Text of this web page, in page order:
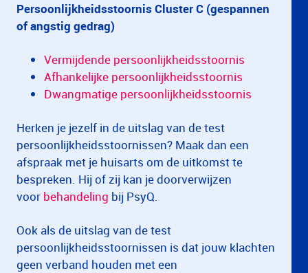
Persoonlijkheidsstoornis Cluster C (gespannen
of angstig gedrag)
Vermijdende persoonlijkheidsstoornis
Afhankelijke persoonlijkheidsstoornis
Dwangmatige persoonlijkheidsstoornis
Herken je jezelf in de uitslag van de test
persoonlijkheidsstoornissen? Maak dan een
afspraak met je huisarts om de uitkomst te
bespreken. Hij of zij kan je doorverwijzen
voor behandeling bij PsyQ.
Ook als de uitslag van de test
persoonlijkheidsstoornissen is dat jouw klachten
geen verband houden met een